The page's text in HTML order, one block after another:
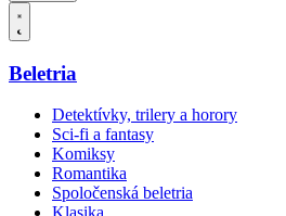
Beletria
Detektívky, trilery a horory
Sci-fi a fantasy
Komiksy
Romantika
Spoločenská beletria